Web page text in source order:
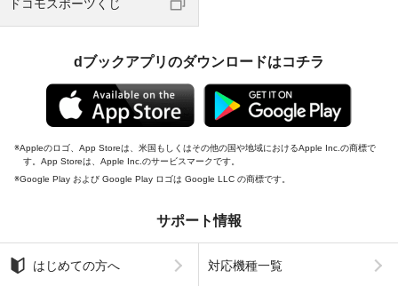
ドコモスポーツくじ
dブックアプリのダウンロードはコチラ
Appleのロゴ、App Storeは、米国もしくはその他の国や地域におけるApple Inc.の商標で
す。App Storeは、Apple Inc.のサービスマークです。
Google Play および Google Play ロゴは Google LLC の商標です。
サポート情報
はじめての方へ 対応機種一覧